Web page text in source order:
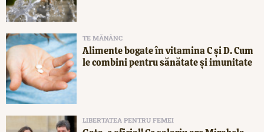
TE MĂNÂNC
Alimente bogate în vitamina C și D. Cum
le combini pentru sănătate și imunitate
LIBERTATEA PENTRU FEMEI